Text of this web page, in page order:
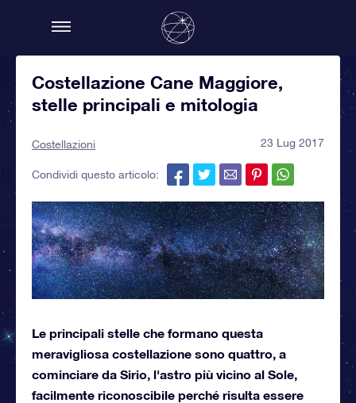
Costellazione Cane Maggiore,
stelle principali e mitologia
Costellazioni 23 Lug 2017
Condividi questo articolo:
Le principali stelle che formano questa
meravigliosa costellazione sono quattro, a
cominciare da Sirio, l'astro più vicino al Sole,
facilmente riconoscibile perché risulta essere